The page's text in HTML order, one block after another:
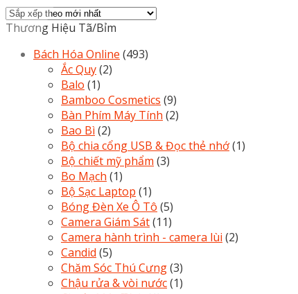
Thương Hiệu Tã/Bỉm
Bách Hóa Online (493)
Ắc Quy(2)
Balo (1)
Bamboo Cosmetics (9)
Bàn Phím Máy Tính (2)
Bao Bì(2)
Bộ chia cổng USB & Đọc thẻ nhớ(1)
Bộ chiết mỹ phẩm (3)
Bo Mạch (1)
Bộ Sạc Laptop (1)
Bóng Đèn Xe Ô Tô (5)
Camera Giám Sát(11)
Camera hành trình - camera lùi (2)
Candid (5)
Chăm Sóc Thú Cưng(3)
Chậu rửa & vòi nước(1)